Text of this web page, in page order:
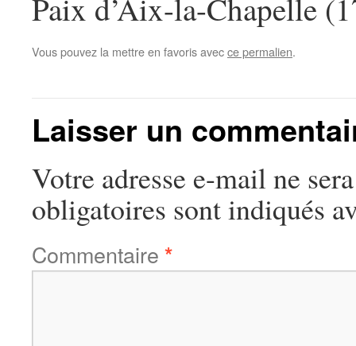
Paix d’Aix-la-Chapelle
Vous pouvez la mettre en favoris avecce permalien.
Laisser un
Votre adresse e-mail ne
obligatoires sont indiqués
Commentaire *